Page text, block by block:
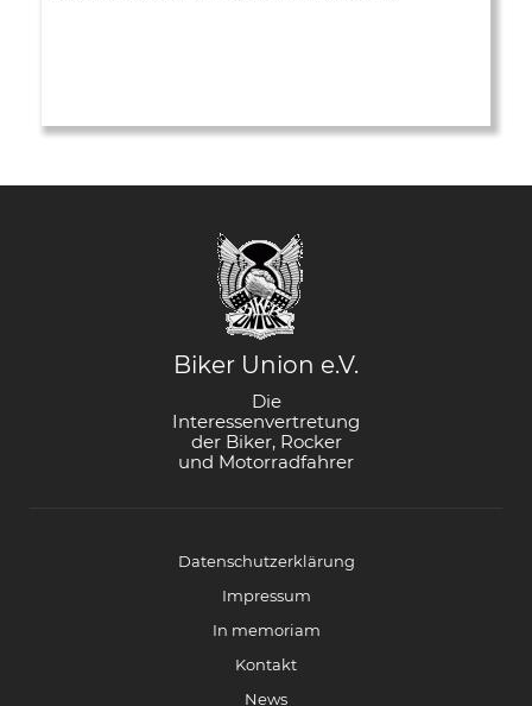
Biker Union e.V.
Die
Interessenvertretung
der Biker, Rocker
und Motorradfahrer
Datenschutzerklärung
Impressum
In memoriam
Kontakt
News